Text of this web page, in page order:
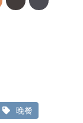
晚餐